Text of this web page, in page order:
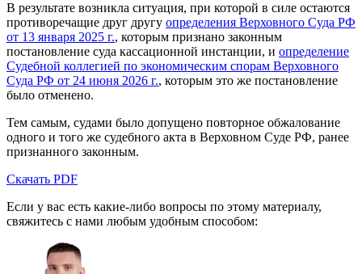
В результате возникла ситуация, при которой в силе остаются
противоречащие друг другу определения Верховного Суда РФ
от 13 января 2025 г., которым признано законным
постановление суда кассационной инстанции, и определение
Судебной коллегией по экономическим спорам Верховного
Суда РФ от 24 июня 2026 г., которым это же постановление
было отменено.
Тем самым, судами было допущено повторное обжалование
одного и того же судебного акта в Верховном Суде РФ, ранее
признанного законным.
Скачать PDF
Если у вас есть какие-либо вопросы по этому материалу,
свяжитесь с нами любым удобным способом: